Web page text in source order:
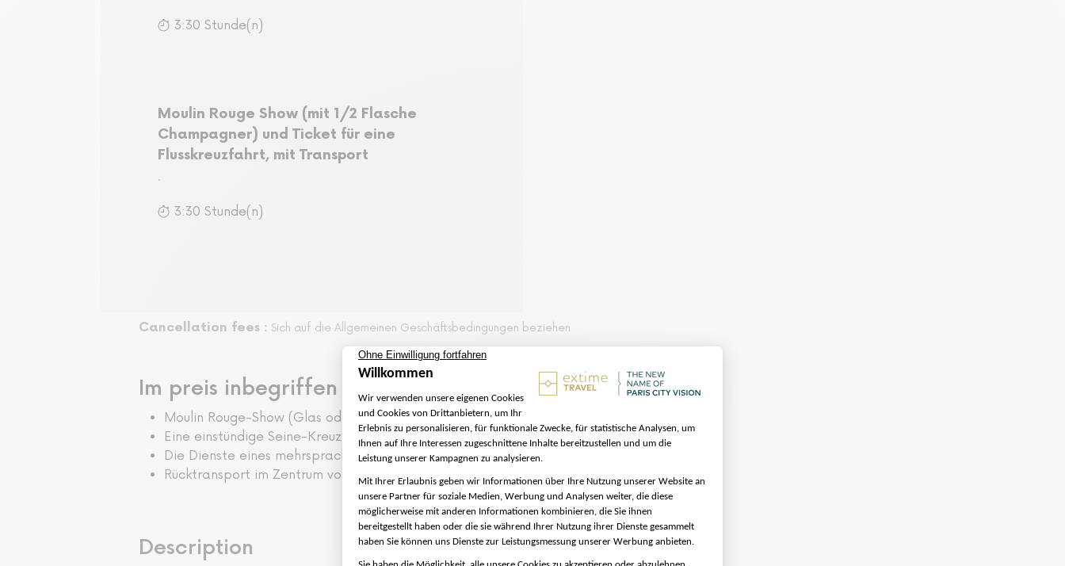
3:30 Stunde(n)
Moulin Rouge Show (mit 1/2 Flasche
Champagner) und Ticket für eine
Flusskreuzfahrt, mit Transport
.
3:30 Stunde(n)
Cancellation fees : Sich auf die Allgemeinen Geschäftsbedingungen beziehen
Im preis inbegriffen
Moulin Rouge-Show (Glas oder halbe Flasche Champagner, je nach gewählter Option)
Eine einstündige Seine-Kreuzfahrt mit Kommentar
Die Dienste eines mehrsprachigen Reisebegleiters
Rücktransport im Zentrum von Paris
Description